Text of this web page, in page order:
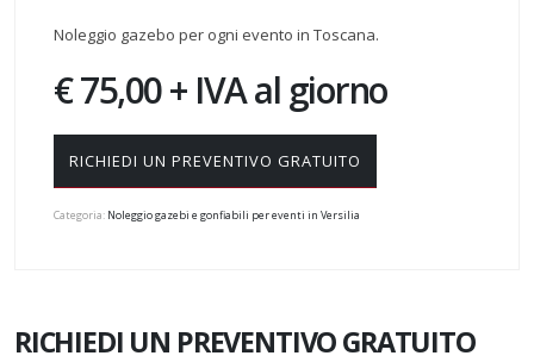
Noleggio gazebo per ogni evento in Toscana.
€ 75,00 + IVA al giorno
RICHIEDI UN PREVENTIVO GRATUITO
Categoria: Noleggio gazebi e gonfiabili per eventi in Versilia
RICHIEDI UN PREVENTIVO GRATUITO